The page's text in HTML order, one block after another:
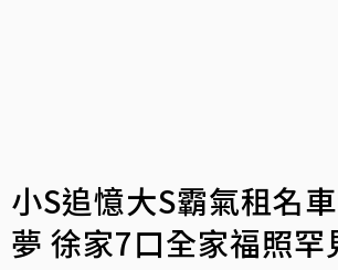
小S追憶大S霸氣租名
夢 徐家7口全家福照罕